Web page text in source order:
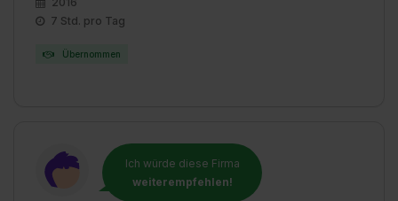
7 Std. pro Tag
Übernommen
Ich würde diese Firma
weiterempfehlen!